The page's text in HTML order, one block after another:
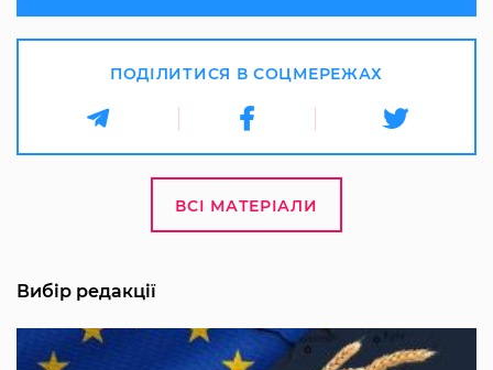
ПОДІЛИТИСЯ В СОЦМЕРЕЖАХ
ВСІ МАТЕРІАЛИ
Вибір редакції